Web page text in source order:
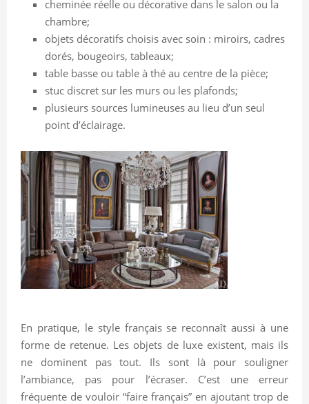
cheminée réelle ou décorative dans le salon ou la
chambre;
objets décoratifs choisis avec soin : miroirs, cadres
dorés, bougeoirs, tableaux;
table basse ou table à thé au centre de la pièce;
stuc discret sur les murs ou les plafonds;
plusieurs sources lumineuses au lieu d’un seul
point d’éclairage.
En pratique, le style français se reconnaît aussi à une
forme de retenue. Les objets de luxe existent, mais ils
ne dominent pas tout. Ils sont là pour souligner
l’ambiance, pas pour l’écraser. C’est une erreur
fréquente de vouloir “faire français” en ajoutant trop de